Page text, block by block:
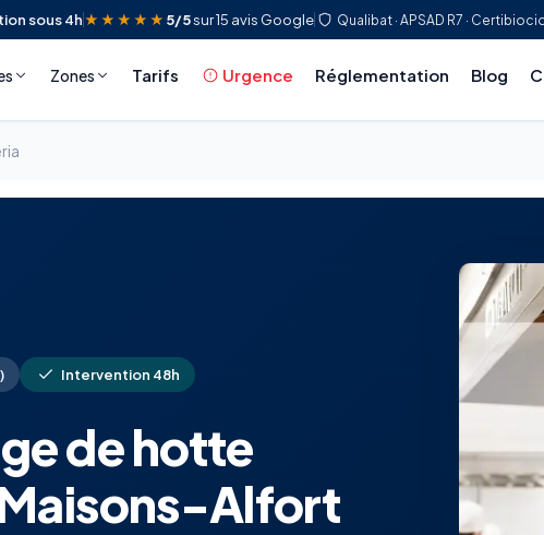
sous 4h★★★★★ 5/5sur 15 avis Google Qualibat · APSAD R7 ·
Zones Tarifs Urgence Réglementation Blog
Intervention 48h
de hotte
Alfort